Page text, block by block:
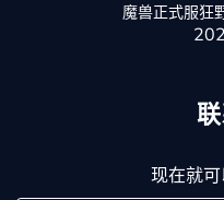
魔兽正式服狂
现在就